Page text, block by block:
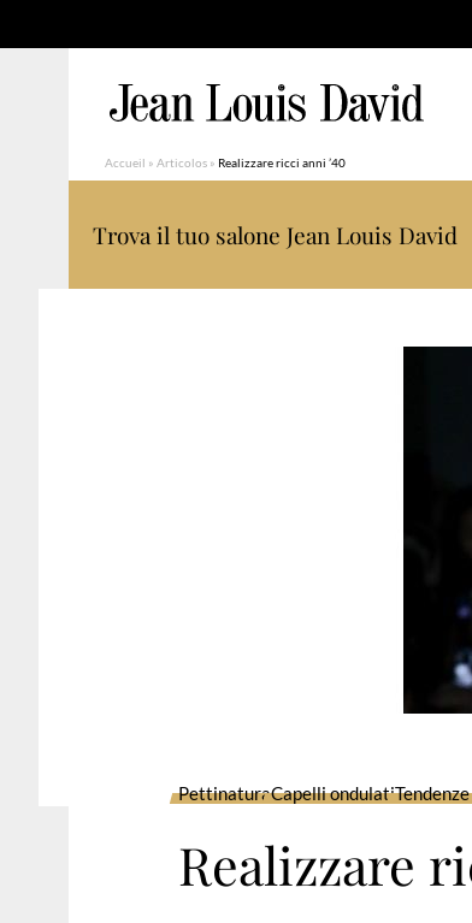
Accueil » Articolos » Realizzare ricci anni ’40
Trova il tuo salone Jean Louis David
PettinaturaCapelli ondulatiTendenze
Realizzare